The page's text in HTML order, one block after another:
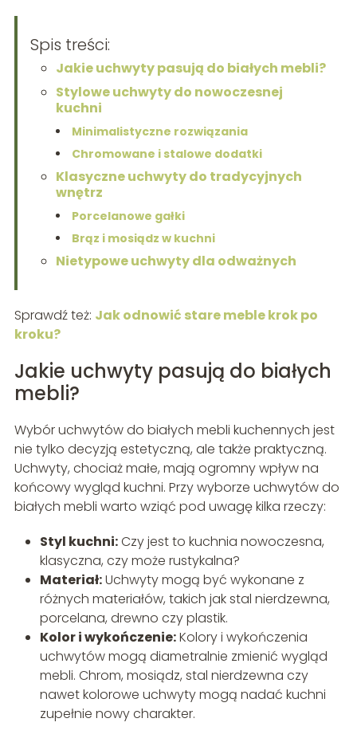
Spis treści:
Jakie uchwyty pasują do białych mebli?
Stylowe uchwyty do nowoczesnej
kuchni
Minimalistyczne rozwiązania
Chromowane i stalowe dodatki
Klasyczne uchwyty do tradycyjnych
wnętrz
Porcelanowe gałki
Brąz i mosiądz w kuchni
Nietypowe uchwyty dla odważnych
Sprawdź też: Jak odnowić stare meble krok po
kroku?
Jakie uchwyty pasują do białych
mebli?
Wybór uchwytów do białych mebli kuchennych jest
nie tylko decyzją estetyczną, ale także praktyczną.
Uchwyty, chociaż małe, mają ogromny wpływ na
końcowy wygląd kuchni. Przy wyborze uchwytów do
białych mebli warto wziąć pod uwagę kilka rzeczy:
Styl kuchni:Czy jest to kuchnia nowoczesna,
klasyczna, czy może rustykalna?
Materiał:Uchwyty mogą być wykonane z
różnych materiałów, takich jak stal nierdzewna,
porcelana, drewno czy plastik.
Kolor i wykończenie:Kolory i wykończenia
uchwytów mogą diametralnie zmienić wygląd
mebli. Chrom, mosiądz, stal nierdzewna czy
nawet kolorowe uchwyty mogą nadać kuchni
zupełnie nowy charakter.